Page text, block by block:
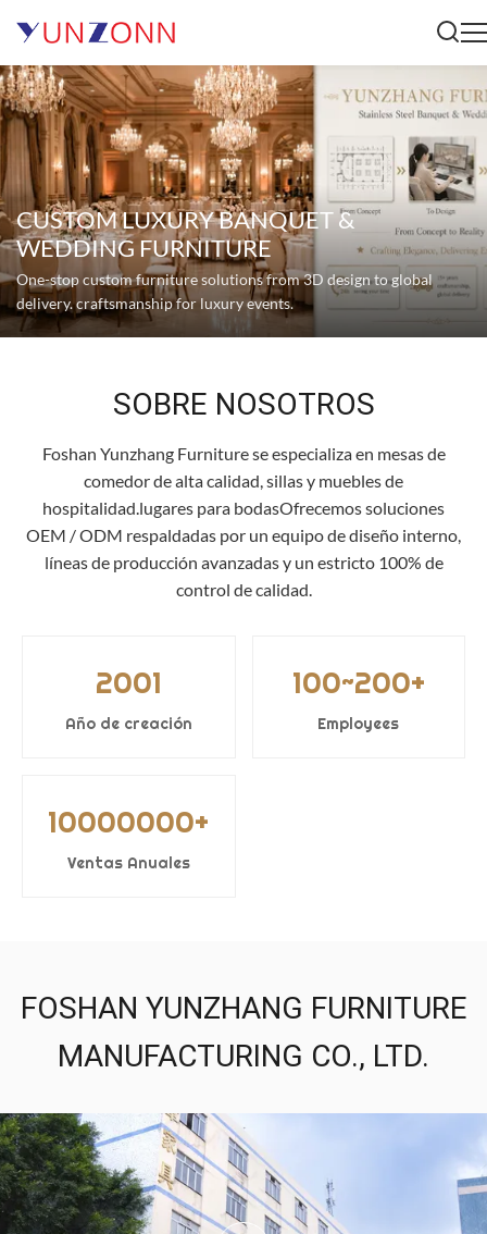
CUSTOM LUXURY BANQUET &
WEDDING FURNITURE
One-stop custom furniture solutions from 3D design to global
delivery. craftsmanship for luxury events.
SOBRE NOSOTROS
Foshan Yunzhang Furniture se especializa en mesas de
comedor de alta calidad, sillas y muebles de
hospitalidad.lugares para bodasOfrecemos soluciones
OEM / ODM respaldadas por un equipo de diseño interno,
líneas de producción avanzadas y un estricto 100% de
control de calidad.
2001
Año de creación
100~200+
Employees
10000000+
Ventas Anuales
FOSHAN YUNZHANG FURNITURE
MANUFACTURING CO., LTD.